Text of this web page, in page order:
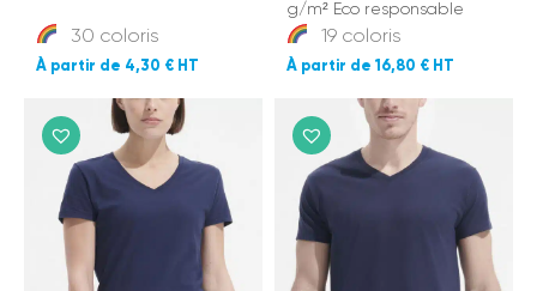
30 coloris
4,30 €
g/m² Eco responsable
19 coloris
16,80 €